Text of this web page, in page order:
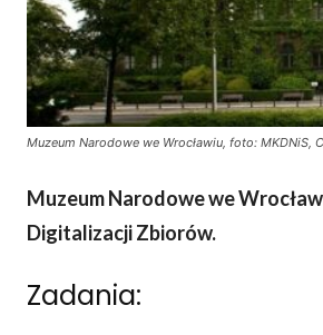
Muzeum Narodowe we Wrocławiu, foto: MKDNiS,
Muzeum Narodowe we
Digitalizacji Zbiorów.
Zadania: